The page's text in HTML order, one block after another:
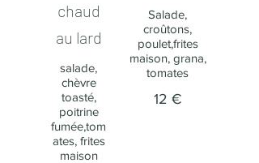
chaud
au lard​
salade,
chèvre
toasté,
poitrine
fumée,tom
ates, frites
maison
Salade,
croûtons,
poulet,frites
maison, grana,
tomates
12 €